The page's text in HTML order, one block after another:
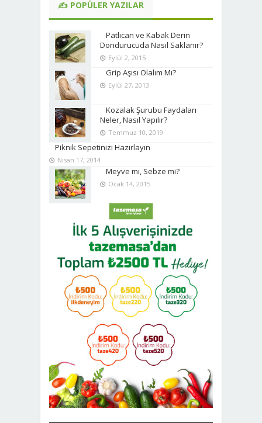
✍ POPÜLER YAZILAR
Patlıcan ve Kabak Derin
Dondurucuda Nasıl Saklanır?
Eylül 2, 2015
Grip Aşısı Olalım Mı?
Eylül 27, 2013
Kozalak Şurubu Faydaları
Neler, Nasıl Yapılır?
Temmuz 10, 2019
Piknik Sepetinizi Hazırlayın
Nisan 17, 2014
Meyve mi, Sebze mi?
Ocak 14, 2015